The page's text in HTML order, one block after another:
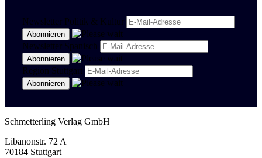
Newsletter Politik & Kultur
Newsletter Spanisch
Region Stuttgart
Schmetterling Verlag GmbH
Libanonstr. 72 A
70184 Stuttgart